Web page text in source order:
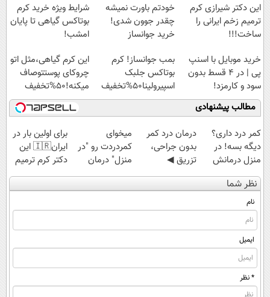
این دکتر شیرازی کرم
ترمیم زخم ایرانی را
ساخت!!!
خودتم باورت نمیشه
چقدر جوون شدی!
خرید جوانساز
ویژه
شرایط ویژه خرید کرم
بوتاکس گیاهی تا پایان
امشب!
خرید موبایل با اسنپ
پی | در ۴ قسط بدون
سود و کارمزد!
بمب جوانساز! کرم
بوتاکس جلبک
اسپیرولینا50%تخفیف
این کرم گیاهی،مثل اتو
چروکای پوستتوصاف
میکنه!50%تخفیف
مطالب پیشنهادی
کمر درد داری؟
دیگه بسه! در
منزل درمانش
کن
(◀پرسش‌نامه)
درمان درد کمر
بدون جراحی،
تزریق ◀
پرسش‌نامه رو پر
کن ▶
میخوای
کمردردت رو "در
منزل" درمان
کنی؟ (◂فیلم +
◂پرسش‌نامه)
برای اولین بار در
ایران🇮🇷 این
دکتر کرم ترمیم
کننده 23 روزه
ساخت!
نظر شما
نام
ایمیل
* نظر